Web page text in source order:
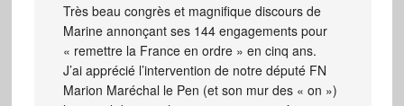
Très beau congrès et magnifique discours de
Marine annonçant ses 144 engagements pour
« remettre la France en ordre » en cinq ans.
J’ai apprécié l’intervention de notre député FN
Marion Maréchal le Pen (et son mur des « on »)